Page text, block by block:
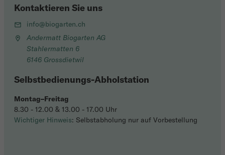
Kontaktieren Sie uns
info@biogarten.ch
Andermatt Biogarten AG
Stahlermatten 6
6146 Grossdietwil
Selbstbedienungs-Abholstation
Montag–Freitag
8.30 - 12.00 & 13.00 - 17.00 Uhr
Wichtiger Hinweis: Selbstabholung nur auf Vorbestellung